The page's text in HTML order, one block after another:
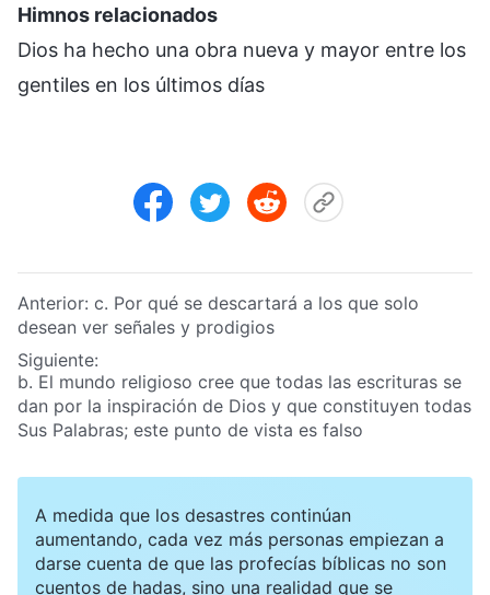
Himnos relacionados
Dios ha hecho una obra nueva y mayor entre los
gentiles en los últimos días
Anterior: c. Por qué se descartará a los que solo
desean ver señales y prodigios
Siguiente:
b. El mundo religioso cree que todas las escrituras se
dan por la inspiración de Dios y que constituyen todas
Sus Palabras; este punto de vista es falso
A medida que los desastres continúan
aumentando, cada vez más personas empiezan a
darse cuenta de que las profecías bíblicas no son
cuentos de hadas, sino una realidad que se